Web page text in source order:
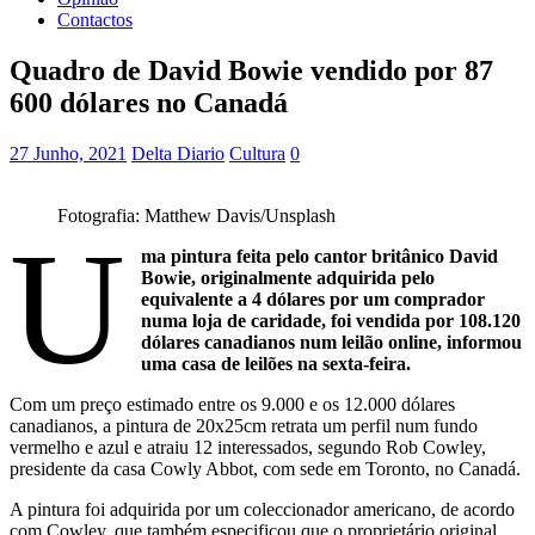
Contactos
Quadro de David Bowie vendido por 87
600 dólares no Canadá
27 Junho, 2021 Delta Diario Cultura 0
Fotografia: Matthew Davis/Unsplash
U
ma pintura feita pelo cantor britânico David
Bowie, originalmente adquirida pelo
equivalente a 4 dólares por um comprador
numa loja de caridade, foi vendida por 108.120
dólares canadianos num leilão online, informou
uma casa de leilões na sexta-feira.
Com um preço estimado entre os 9.000 e os 12.000 dólares
canadianos, a pintura de 20x25cm retrata um perfil num fundo
vermelho e azul e atraiu 12 interessados, segundo Rob Cowley,
presidente da casa Cowly Abbot, com sede em Toronto, no Canadá.
A pintura foi adquirida por um coleccionador americano, de acordo
com Cowley, que também especificou que o proprietário original